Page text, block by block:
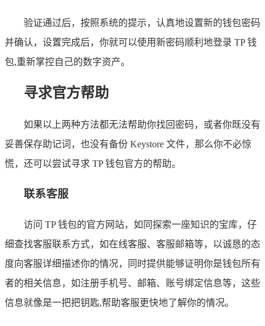
验证通过后，按照系统的提示，认真地设置新的钱包密码
并确认，设置完成后，你就可以使用新密码顺利地登录 TP 钱
包,重新掌控自己的数字资产。
寻求官方帮助
如果以上两种方法都无法帮助你找回密码，或者你既没有
妥善保存助记词，也没有备份 Keystore 文件，那么你不必惊
慌，还可以尝试寻求 TP 钱包官方的帮助。
联系客服
访问 TP 钱包的官方网站，如同探索一座知识的宝库，仔
细查找客服联系方式，如在线客服、客服邮箱等，以诚恳的态
度向客服详细描述你的情况，同时提供能够证明你是钱包所有
者的相关信息，如注册手机号、邮箱、账号绑定信息等，这些
信息就像是一把把钥匙,帮助客服更快地了解你的情况。